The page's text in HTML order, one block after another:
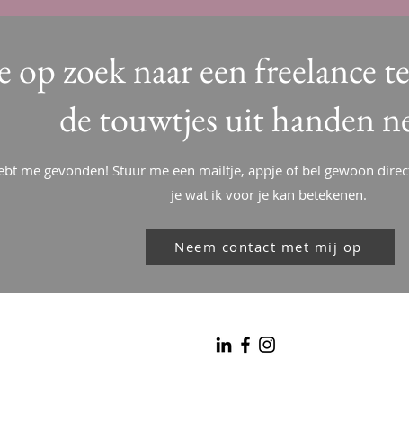
op zoek naar een freelance
de touwtjes uit handen
me gevonden! Stuur me een mailtje, appje of bel gewoon
je wat ik voor je kan betekenen.
Neem contact met mij op